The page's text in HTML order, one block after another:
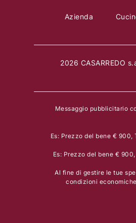
Azienda
2026 CASARREDO
Messaggio pubblicitario
Es: Prezzo del bene €
Es: Prezzo del bene €
Al fine di gestire le tue
condizioni